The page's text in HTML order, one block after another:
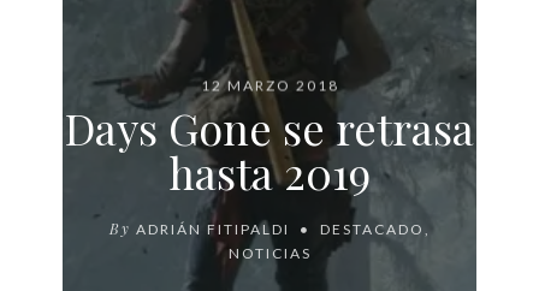
12 MARZO 2018
Days Gone se retrasa
hasta 2019
By ADRIÁN FITIPALDI DESTACADO
NOTICIAS